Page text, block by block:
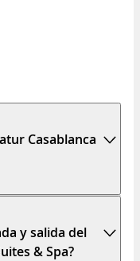
Casablanca
y salida del
& Spa?